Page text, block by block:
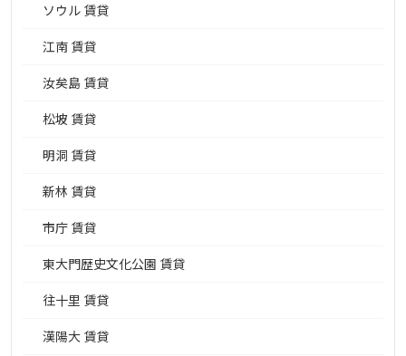
ソウル 賃貸
江南 賃貸
汝矣島 賃貸
松坡 賃貸
明洞 賃貸
新林 賃貸
市庁 賃貸
東大門歴史文化公園 賃貸
往十里 賃貸
漢陽大 賃貸